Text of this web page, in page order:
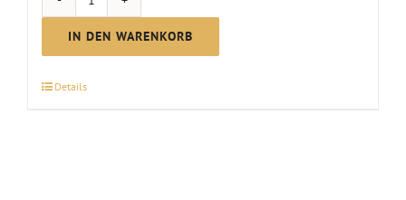
Rosé
halbtrocken
2025
IN DEN WARENKORB
Details